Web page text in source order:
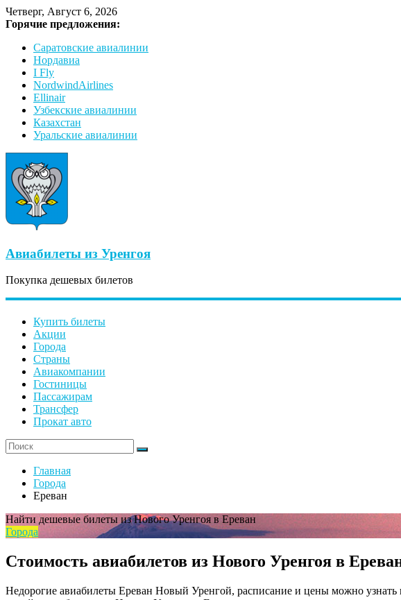
Четверг, Август 6, 2026
Горячие предложения:
Саратовские авиалинии
Нордавиа
I Fly
NordwindAirlines
Ellinair
Узбекские авиалинии
Казахстан
Уральские авиалинии
Авиабилеты из Уренгоя
Покупка дешевых билетов
Купить билеты
Акции
Города
Страны
Авиакомпании
Гостиницы
Пассажирам
Трансфер
Прокат авто
Главная
Города
Ереван
Найти дешевые билеты из Нового Уренгоя в Ереван
Города
Стоимость авиабилетов из Нового Уренгоя в
Недорогие авиабилеты Ереван Новый Уренгой, расписание и цены можно